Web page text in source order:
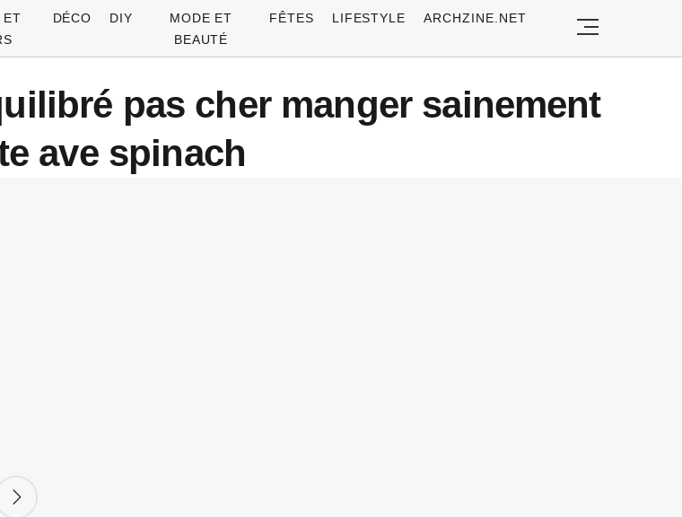
ET
DÉCO DIY
MODE ET
BEAUTÉ
FÊTES LIFESTYLE ARCHZINE.NET
pas cher manger sainement
ave spinach